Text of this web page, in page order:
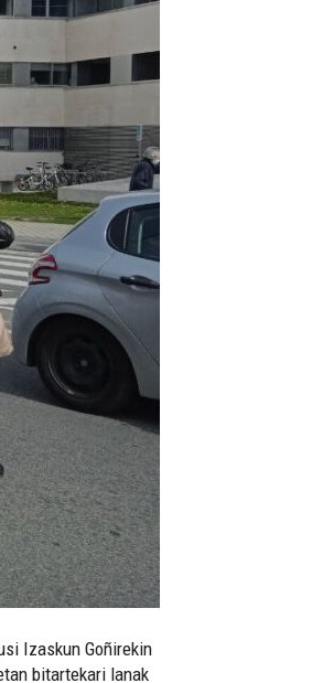
Izaskun Goñirekin
bitartekari lanak